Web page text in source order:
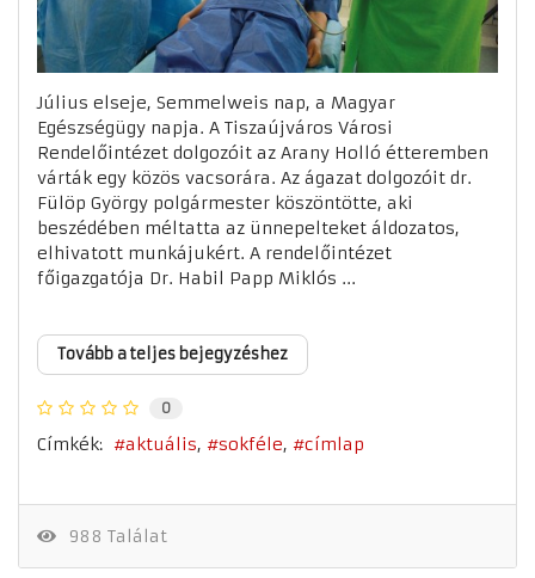
Július elseje, Semmelweis nap, a Magyar
Egészségügy napja. A Tiszaújváros Városi
Rendelőintézet dolgozóit az Arany Holló étteremben
várták egy közös vacsorára. Az ágazat dolgozóit dr.
Fülöp György polgármester köszöntötte, aki
beszédében méltatta az ünnepelteket áldozatos,
elhivatott munkájukért. A rendelőintézet
főigazgatója Dr. Habil Papp Miklós ...
Tovább a teljes bejegyzéshez
0
Címkék: aktuális sokféle címlap
988 Találat